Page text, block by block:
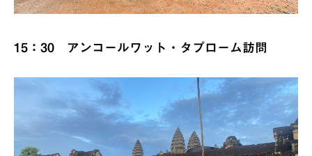
15：30 アンコールワット・タプローム訪問